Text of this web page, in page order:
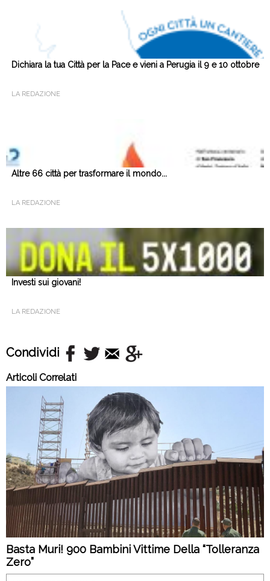
Dichiara la tua Città per la Pace e vieni a Perugia il 9 e 10 ottobre
LA REDAZIONE
Altre 66 città per trasformare il mondo...
LA REDAZIONE
Investi sui giovani!
LA REDAZIONE
Condividi
Articoli Correlati
Basta Muri! 900 Bambini Vittime Della “tolleranza
Zero”